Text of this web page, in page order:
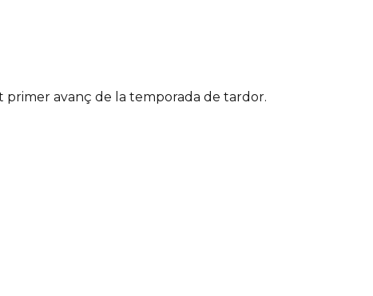
primer avanç de la temporada de tardor.